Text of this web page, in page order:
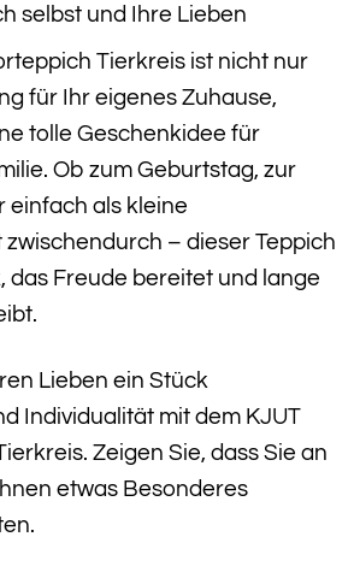
selbst und Ihre Lieben
Tierkreis ist nicht nur
für Ihr eigenes Zuhause,
tolle Geschenkidee für
Ob zum Geburtstag, zur
einfach als kleine
– dieser Teppich
das Freude bereitet und lange
Lieben ein Stück
Individualität mit dem KJUT
Zeigen Sie, dass Sie an
etwas Besonderes